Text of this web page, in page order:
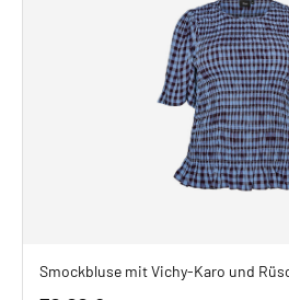
Smockbluse mit Vichy-Karo und